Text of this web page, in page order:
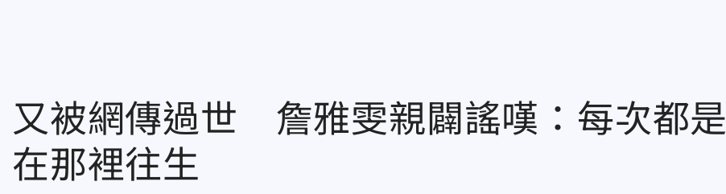
又被網傳過世 詹雅雯親闢謠嘆：每次都是
在那裡往生